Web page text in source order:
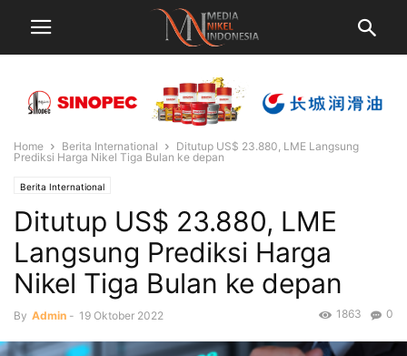
Home Berita International
Ditutup US$ 23.880, LME Langsung
Prediksi Harga Nikel Tiga Bulan ke depan
Berita International
Ditutup US$ 23.880, LME
Langsung Prediksi Harga
Nikel Tiga Bulan ke depan
By Admin - 19 Oktober 2022 0
1863